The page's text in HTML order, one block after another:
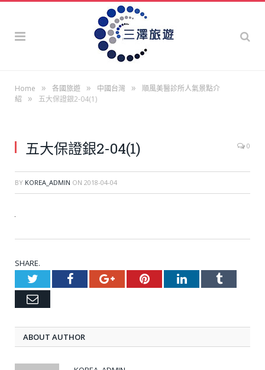
Home » 各國旅遊 » 中國台灣 »
順風美醫診所人氣景點介
紹
» 五大保證銀2-04(1)
五大保證銀2-04(1) 0
BY KOREA_ADMIN ON 2018-04-04
SHARE.
TwitterFacebookGoogle+PinterestLinkedInTumblr
Email
ABOUT AUTHOR